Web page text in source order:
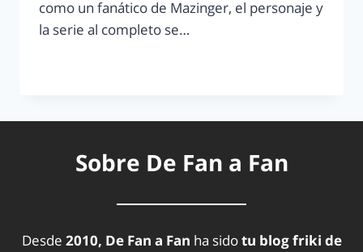
como un fanático de Mazinger, el personaje y
la serie al completo se…
Sobre De Fan a Fan
Desde 2010, De Fan a Fan ha sidotu blog friki de